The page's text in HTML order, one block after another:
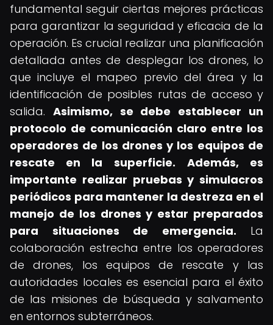
fundamental seguir ciertas mejores prácticas
para garantizar la seguridad y eficacia de la
operación. Es crucial realizar una planificación
detallada antes de desplegar los drones, lo
que incluye el mapeo previo del área y la
identificación de posibles rutas de acceso y
salida. Asimismo, se debe establecer un
protocolo de comunicación claro entre los
operadores de los drones y los equipos de
rescate en la superficie.
Además, es
importante realizar pruebas y simulacros
periódicos para mantener la destreza en el
manejo de los drones y estar preparados
para situaciones de emergencia. La
colaboración estrecha entre los operadores
de drones, los equipos de rescate y las
autoridades locales es esencial para el éxito
de las misiones de búsqueda y salvamento
en entornos subterráneos.